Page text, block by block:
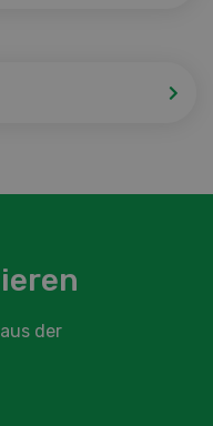
der